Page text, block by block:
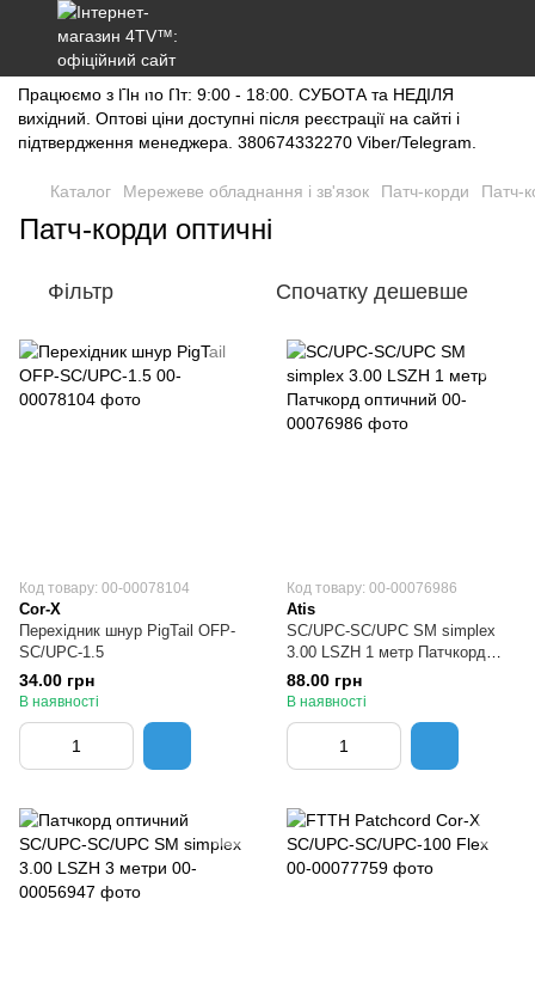
Працюємо з Пн по Пт: 9:00 - 18:00. СУБОТА та НЕДІЛЯ
вихідний. Оптові ціни доступні після реєстрації на сайті і
підтвердження менеджера. 380674332270 Viber/Telegram.
Каталог Мережеве обладнання і зв'язок Патч-корди Патч-
Патч-корди оптичні
Фільтр Спочатку дешевше
Код товару: 00-00078104
Cor-X
Перехідник шнур PigTail OFP-
SC/UPC-1.5
34.00 грн
В наявності
Код товару: 00-00076986
Atis
SC/UPC-SC/UPC SM simplex
3.00 LSZH 1 метр Патчкорд
оптичний
88.00 грн
В наявності